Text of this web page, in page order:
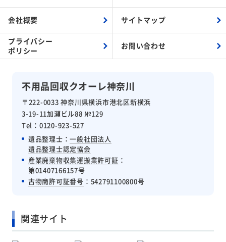
不用品回収クオーレ神奈川
〒222-0033 神奈川県横浜市港北区新横浜
3-19-11加瀬ビル88 №129
Tel：0120-923-527
遺品整理士：一般社団法人
遺品整理士認定協会
産業廃棄物収集運搬業許可証 ：
第01407166157号
古物商許可証番号 ：542791100800号
会社概要 サイトマップ
プライバシー
ポリシー
お問い合わせ
関連サイト